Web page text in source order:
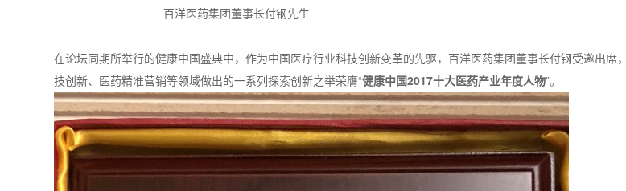
百洋医药集团董事长付钢先生
在论坛同期所举行的健康中国盛典中，作为中国医疗行业科技创新变革的先驱，百洋医药集团董事长付钢受邀出席
技创新、医药精准营销等领域做出的一系列探索创新之举荣膺“健康中国2017十大医药产业年度人物”。